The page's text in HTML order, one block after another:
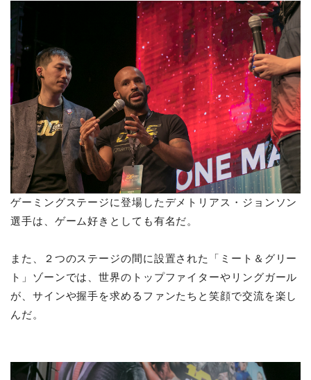
ゲーミングステージに登場したデメトリアス・ジョンソン
選手は、ゲーム好きとしても有名だ。
また、２つのステージの間に設置された「ミート＆グリー
ト」ゾーンでは、世界のトップファイターやリングガール
が、サインや握手を求めるファンたちと笑顔で交流を楽し
んだ。